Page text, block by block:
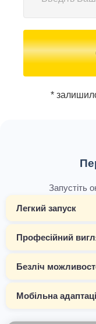
*
Запустіть
Легкий запуск
Професійний
Безліч
Мобільна